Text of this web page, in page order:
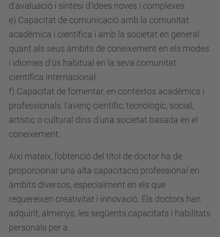
d'avaluació i síntesi d'idees noves i complexes.
e) Capacitat de comunicació amb la comunitat
acadèmica i científica i amb la societat en general
quant als seus àmbits de coneixement en els modes
i idiomes d'ús habitual en la seva comunitat
científica internacional.
f) Capacitat de fomentar, en contextos acadèmics i
professionals, l'avenç científic, tecnològic, social,
artístic o cultural dins d'una societat basada en el
coneixement.
Així mateix, l'obtenció del títol de doctor ha de
proporcionar una alta capacitació professional en
àmbits diversos, especialment en els que
requereixen creativitat i innovació. Els doctors han
adquirit, almenys, les següents capacitats i habilitats
personals per a: